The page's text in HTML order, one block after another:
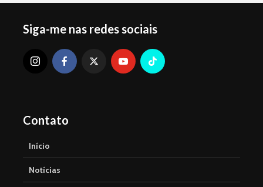
Siga-me nas redes sociais
Contato
Início
Notícias